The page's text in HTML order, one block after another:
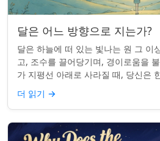
달은 어느 방향으로 지는가?
달은 하늘에 떠 있는 빛나는 원 그 이
고, 조수를 끌어당기며, 경이로움을
가 지평선 아래로 사라질 때, 당신은
이 있나요: 그곳은 어디일까? ...
더 읽기 →